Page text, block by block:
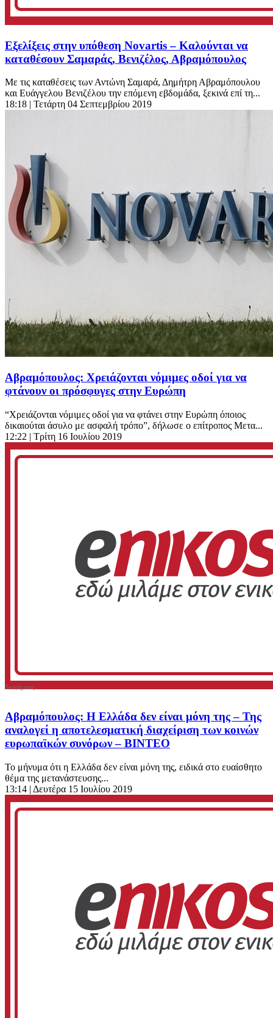
Εξελίξεις στην υπόθεση Novartis – Καλούνται να
καταθέσουν Σαμαράς, Βενιζέλος, Αβραμόπουλος
Με τις καταθέσεις των Αντώνη Σαμαρά, Δημήτρη Αβραμόπουλου
και Ευάγγελου Βενιζέλου την επόμενη εβδομάδα, ξεκινά επί τη...
18:18 | Τετάρτη 04 Σεπτεμβρίου 2019
Αβραμόπουλος: Χρειάζονται νόμιμες οδοί για να
φτάνουν οι πρόσφυγες στην Ευρώπη
“Χρειάζονται νόμιμες οδοί για να φτάνει στην Ευρώπη όποιος
δικαιούται άσυλο με ασφαλή τρόπο”, δήλωσε ο επίτροπος Μετα...
12:22 | Τρίτη 16 Ιουλίου 2019
Αβραμόπουλος: Η Ελλάδα δεν είναι μόνη της – Της
αναλογεί η αποτελεσματική διαχείριση των κοινών
ευρωπαϊκών συνόρων – BINTEO
Το μήνυμα ότι η Ελλάδα δεν είναι μόνη της, ειδικά στο ευαίσθητο
θέμα της μετανάστευσης...
13:14 | Δευτέρα 15 Ιουλίου 2019